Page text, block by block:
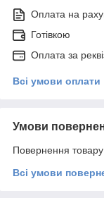
Оплата на
Готівкою
Оплата за
Всі умови оплати
Умови
Повернення
Всі умови